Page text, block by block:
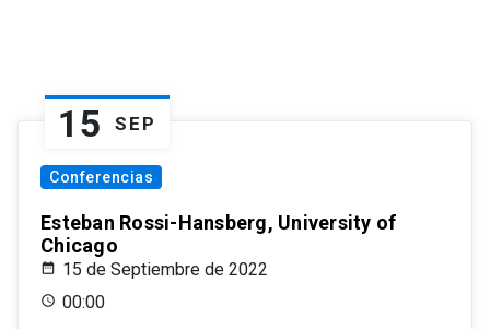
15 SEP
Conferencias
Esteban Rossi-Hansberg, University of
Chicago
15 de Septiembre de 2022
00:00